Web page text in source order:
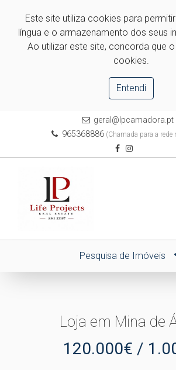
Este site utiliza cookies para
língua e o armazenamento dos seus
Ao utilizar este site, concorda que
cookies.
Entendi
geral@lpcamadora.pt
965368886 (Chamada para a rede
Pesquisa de Imóveis
Loja em Mina de
120.000€ /